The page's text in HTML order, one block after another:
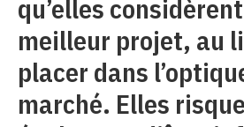
qu’elles
meilleur projet, au
placer dans
marché. Elles